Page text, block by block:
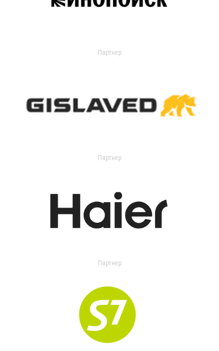
Партнер
Партнер
Партнер